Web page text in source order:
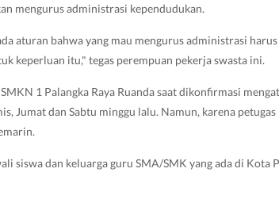
mengurus administrasi kependudukan.
aturan bahwa yang mau mengurus administrasi
keperluan itu," tegas perempuan pekerja swasta ini.
1 Palangka Raya Ruanda saat dikonfirmasi
Jumat dan Sabtu minggu lalu. Namun, karena
siswa dan keluarga guru SMA/SMK yang ada di Kota